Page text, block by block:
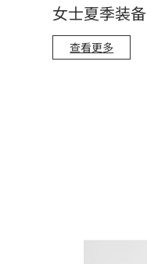
女士夏季装备
查看更多